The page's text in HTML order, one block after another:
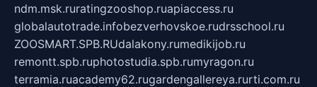
ndm.msk.ruratingzooshop.ruapiaccess.ru
globalautotrade.infobezverhovskoe.rudrsschool.ru
ZOOSMART.SPB.RUdalakony.rumedikijob.ru
remontt.spb.ruphotostudia.spb.rumyragon.ru
terramia.ruacademy62.rugardengallereya.rurti.com.ru